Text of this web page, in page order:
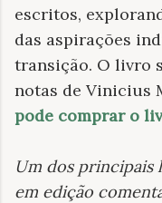
escritos,
das aspirações
transição. O livro
notas de Vinicius
pode comprar o
Um dos principais
em edição